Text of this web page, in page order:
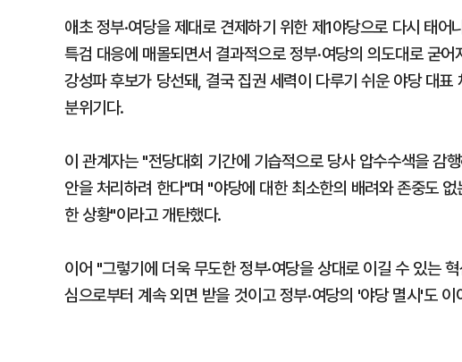
애초 정부·여당을 제대로 견제하기 위한 제1야당으로 다시 태
특검 대응에 매몰되면서 결과적으로 정부·여당의 의도대로 굳
강성파 후보가 당선돼, 결국 집권 세력이 다루기 쉬운 야당 대
분위기다.
이 관계자는 "전당대회 기간에 기습적으로 당사 압수수색을 감
안을 처리하려 한다"며 "야당에 대한 최소한의 배려와 존중도
한 상황"이라고 개탄했다.
이어 "그렇기에 더욱 무도한 정부·여당을 상대로 이길 수 있는
심으로부터 계속 외면 받을 것이고 정부·여당의 '야당 멸시'도